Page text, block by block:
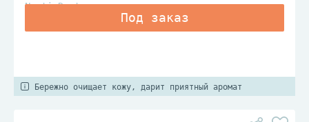
Nesti Dante
Бережно очищает кожу, дарит приятный аромат